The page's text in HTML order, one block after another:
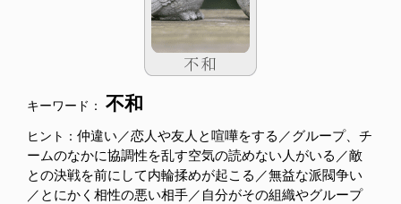
キーワード： 不和
ヒント： 仲違い／恋人や友人と喧嘩をする／グループ、チ
ームのなかに協調性を乱す空気の読めない人がいる／敵
との決戦を前にして内輪揉めが起こる／無益な派閥争い
／とにかく相性の悪い相手／自分がその組織やグループ